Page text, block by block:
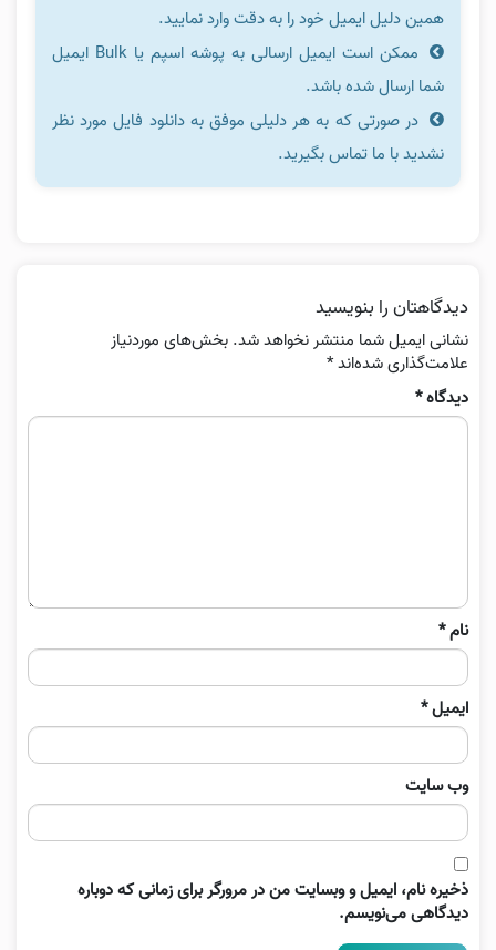
همین دلیل ایمیل خود را به دقت وارد نمایید.
ممکن است ایمیل ارسالی به پوشه اسپم یا Bulk ایمیل
شما ارسال شده باشد.
در صورتی که به هر دلیلی موفق به دانلود فایل مورد نظر
نشدید با ما تماس بگیرید.
دیدگاهتان را بنویسید
نشانی ایمیل شما منتشر نخواهد شد. بخش‌های موردنیاز
علامت‌گذاری شده‌اند*
دیدگاه*
نام*
ایمیل*
وب‌ سایت
ذخیره نام، ایمیل و وبسایت من در مرورگر برای زمانی که دوباره
دیدگاهی می‌نویسم.